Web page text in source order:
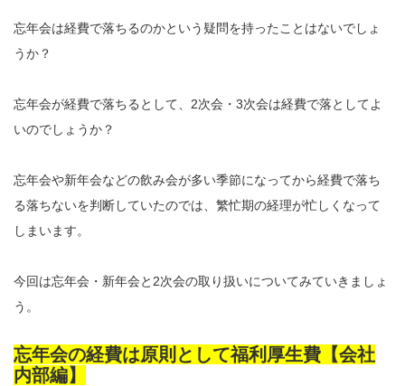
忘年会は経費で落ちるのかという疑問を持ったことはないでしょ
うか？
忘年会が経費で落ちるとして、2次会・3次会は経費で落としてよ
いのでしょうか？
忘年会や新年会などの飲み会が多い季節になってから経費で落ち
る落ちないを判断していたのでは、繁忙期の経理が忙しくなって
しまいます。
今回は忘年会・新年会と2次会の取り扱いについてみていきましょ
う。
忘年会の経費は原則として福利厚生費【会社
内部編】